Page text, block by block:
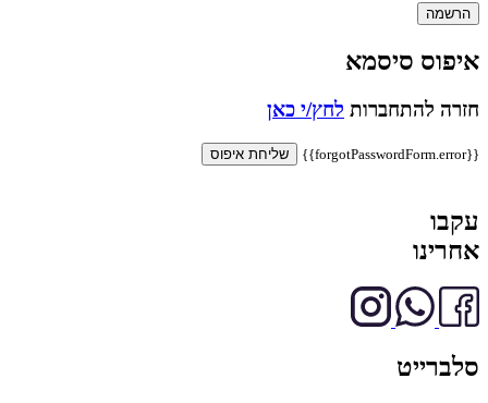
הרשמה
איפוס סיסמא
חזרה להתחברות לחץ/י כאן
{{forgotPasswordForm.error}} שליחת איפוס
עקבו
אחרינו
סלברייט